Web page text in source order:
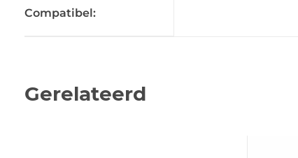
Compatibel:
Gerelateerd